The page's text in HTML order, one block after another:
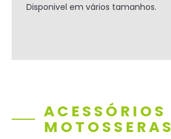
Disponivel em vários tamanhos.
ACESSÓRIOS
MOTOSSERAS